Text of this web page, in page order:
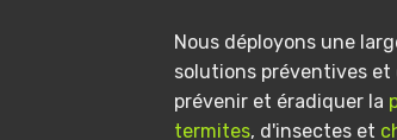
Nous déployons une
solutions préventives
prévenir et éradiquer la
termites, d'insectes et